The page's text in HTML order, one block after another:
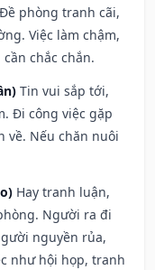
phòng tranh cãi,
Việc làm chậm,
chắc chắn.
Tin vui sắp tới,
Đi công việc gặp
về. Nếu chăn nuôi
Hay tranh luận,
Người ra đi
nguyền rủa,
như hội họp, tranh